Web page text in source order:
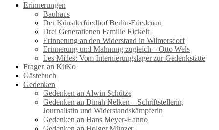
Erinnerungen
Bauhaus
Der Künstlerfriedhof Berlin-Friedenau
Drei Generationen Familie Rickelt
Erinnerung an den Widerstand in Wilmersdorf
Erinnerung und Mahnung zugleich – Otto Wels
Les Milles: Vom Internierungslager zur Gedenkstätte
Fragen an KüKo
Gästebuch
Gedenken
Gedenken an Alwin Schütze
Gedenken an Dinah Nelken – Schriftstellerin,
Journalistin und Widerstandskämpferin
Gedenken an Hans Meyer-Hanno
Gedenken an Holger Münzer